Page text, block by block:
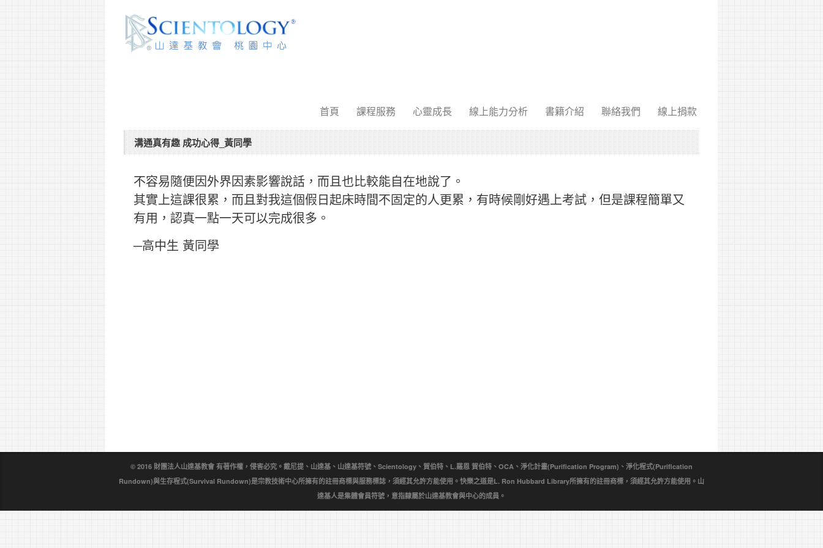
首頁 課程服務 心靈成長 線上能力分析 書籍介紹 聯絡我們 線上捐款
溝通真有趣 成功心得_黃同學
不容易隨便因外界因素影響說話，而且也比較能自在地說了。
其實上這課很累，而且對我這個假日起床時間不固定的人更累，有時候剛好遇上考試，但是課程簡單又
有用，認真一點一天可以完成很多。
─高中生 黃同學
© 2016 財團法人山達基教會 有著作權，侵害必究。戴尼提、山達基、山達基符號、Scientology、賀伯特、L.羅恩 賀伯特、OCA、淨化計畫(Purification Program)、淨化程式(Purification
Rundown)與生存程式(Survival Rundown)是宗教技術中心所擁有的註冊商標與服務標誌，須經其允許方能使用。快樂之道是L. Ron Hubbard Library所擁有的註冊商標，須經其允許方能使用。山
達基人是集體會員符號，意指隸屬於山達基教會與中心的成員。